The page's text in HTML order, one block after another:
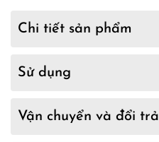
Chi tiết sản phẩm
Sử dụng
Vận chuyển và đổi trả